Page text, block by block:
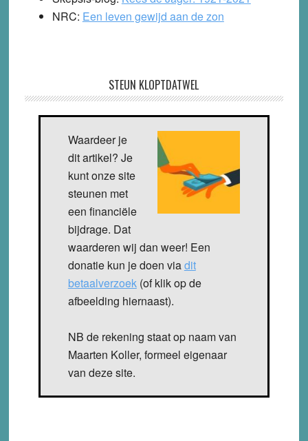
NRC: Een leven gewijd aan de zon
STEUN KLOPTDATWEL
Waardeer je
dit artikel? Je
kunt onze site
steunen met
een financiële
bijdrage. Dat
waarderen wij dan weer! Een
donatie kun je doen viadit
betaalverzoek(of klik op de
afbeelding hiernaast).
NB de rekening staat op naam van
Maarten Koller, formeel eigenaar
van deze site.